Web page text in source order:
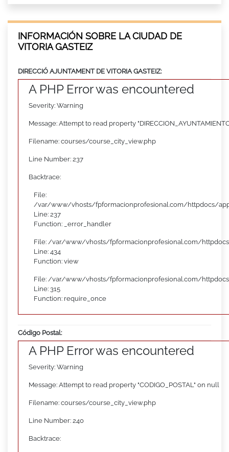
INFORMACIÓN SOBRE LA CIUDAD DE
VITORIA GASTEIZ
DIRECCIÓ AJUNTAMENT DE VITORIA GASTEIZ:
A PHP Error was encountered
Severity: Warning
Message: Attempt to read property
Filename: courses/course_city_view.php
Line Number: 237
Backtrace:
File:
/var/www/vhosts/fpformacionprofesional.com/httpdocs/
Line: 237
Function: _error_handler
File: /var/www/vhosts/fpformacionprofesional.com/
Line: 434
Function: view
File: /var/www/vhosts/fpformacionprofesional.com/
Line: 315
Function: require_once
Código Postal:
A PHP Error was encountered
Severity: Warning
Message: Attempt to read property "CODIGO_POSTAL" on null
Filename: courses/course_city_view.php
Line Number: 240
Backtrace: